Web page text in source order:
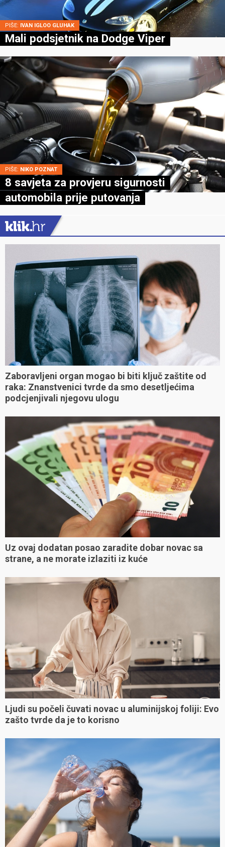
PIŠE: IVAN IGLOO GLUHAK
Mali podsjetnik na Dodge Viper
PIŠE: NIKO POZNAT
8 savjeta za provjeru sigurnosti
automobila prije putovanja
Zaboravljeni organ mogao bi biti ključ zaštite od
raka: Znanstvenici tvrde da smo desetljećima
podcjenjivali njegovu ulogu
Uz ovaj dodatan posao zaradite dobar novac sa
strane, a ne morate izlaziti iz kuće
Ljudi su počeli čuvati novac u aluminijskoj foliji: Evo
zašto tvrde da je to korisno